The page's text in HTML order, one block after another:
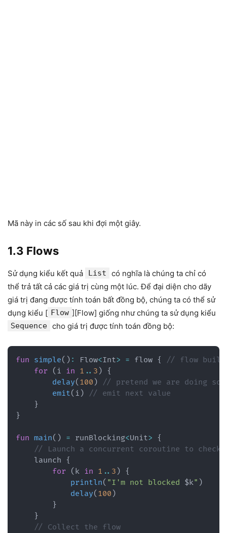
Mã này in các số sau khi đợi một giây.
1.3 Flows
Sử dụng kiểu kết quả List
có nghĩa là chúng ta chỉ có
thể trả tất cả các giá trị cùng một lúc. Để đại diện cho dãy
giá trị đang được tính toán bất đồng bộ, chúng ta có thể sử
dụng kiểu [ Flow ][Flow] giống như chúng ta sử dụng kiểu
Sequence cho giá trị được tính toán đồng bộ:
fun simple( ) : Flow<Int> = flow {
// flow
for
( i in 1 .. 3 ) {
delay( 100 )
// pretend we are doing
emit( i )
// emit next value
}
}
fun main( ) = runBlocking<Unit> {
// Launch a concurrent coroutine to
    launch
{
for
( k in 1 .. 3 ) {
println( "I'm not blocked $k" )
delay( 100 )
}
}
// Collect the flow